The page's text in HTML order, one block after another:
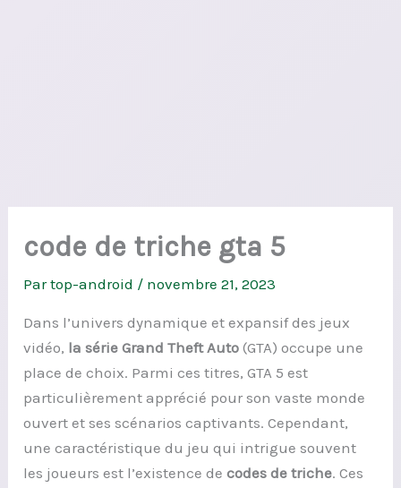
code de triche gta 5
Partop-android / novembre 21, 2023
Dans l’univers dynamique et expansif des jeux
vidéo, la série Grand Theft Auto (GTA) occupe une
place de choix. Parmi ces titres, GTA 5 est
particulièrement apprécié pour son vaste monde
ouvert et ses scénarios captivants. Cependant,
une caractéristique du jeu qui intrigue souvent
les joueurs est l’existence decodes de triche. Ces